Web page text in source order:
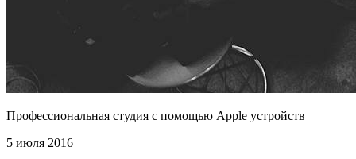
Профессиональная студия с помощью Apple устройств
5 июля 2016